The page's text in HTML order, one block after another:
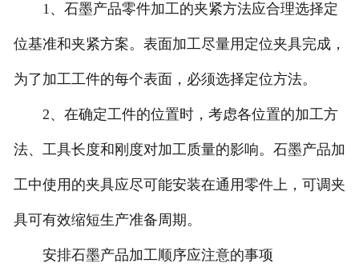
1、石墨产品零件加工的夹紧方法应合理选择定
位基准和夹紧方案。表面加工尽量用定位夹具完成，
为了加工工件的每个表面，必须选择定位方法。
2、在确定工件的位置时，考虑各位置的加工方
法、工具长度和刚度对加工质量的影响。石墨产品加
工中使用的夹具应尽可能安装在通用零件上，可调夹
具可有效缩短生产准备周期。
安排石墨产品加工顺序应注意的事项